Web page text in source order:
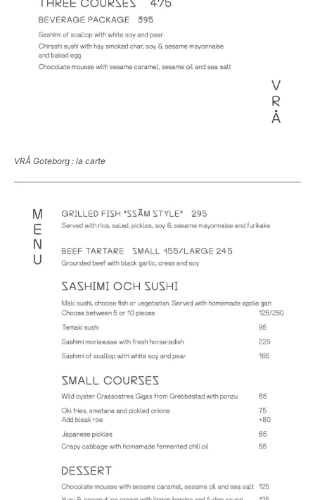
VRÅ Goteborg : la carte